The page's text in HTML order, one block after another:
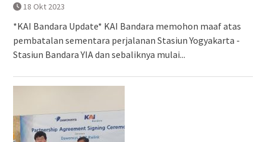
18 Okt 2023
*KAI Bandara Update* KAI Bandara memohon maaf atas
pembatalan sementara perjalanan Stasiun Yogyakarta -
Stasiun Bandara YIA dan sebaliknya mulai...